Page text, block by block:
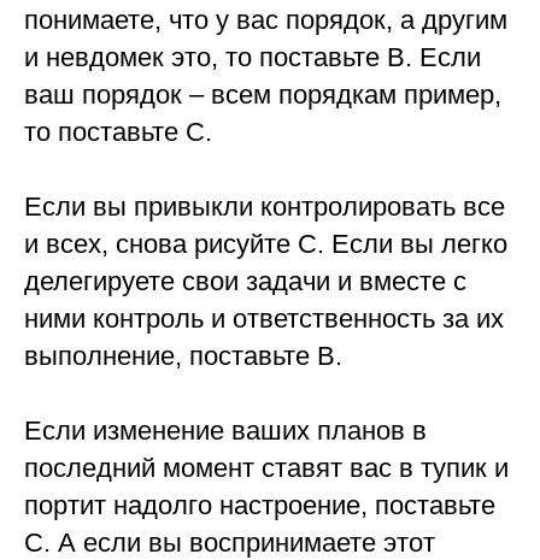
понимаете, что у вас порядок, а другим
и невдомек это, то поставьте В. Если
ваш порядок – всем порядкам пример,
то поставьте С.
Если вы привыкли контролировать все
и всех, снова рисуйте С. Если вы легко
делегируете свои задачи и вместе с
ними контроль и ответственность за их
выполнение, поставьте В.
Если изменение ваших планов в
последний момент ставят вас в тупик и
портит надолго настроение, поставьте
С. А если вы воспринимаете этот